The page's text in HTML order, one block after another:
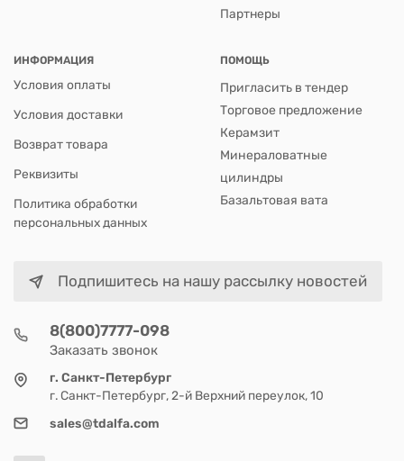
Партнеры
ИНФОРМАЦИЯ
Условия оплаты
Условия доставки
Возврат товара
Реквизиты
Политика обработки
персональных данных
ПОМОЩЬ
Пригласить в тендер
Торговое предложение
Керамзит
Минераловатные
цилиндры
Базальтовая вата
Подпишитесь на нашу рассылку новостей
8(800)7777-098
Заказать звонок
г. Санкт-Петербург
г. Санкт-Петербург, 2-й Верхний переулок, 10
sales@tdalfa.com